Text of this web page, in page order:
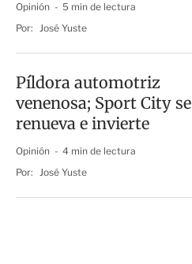
Opinión
5 min de lectura
Por: José Yuste
Píldora automotriz
venenosa; Sport City se
renueva e invierte
Opinión
4 min de lectura
Por: José Yuste